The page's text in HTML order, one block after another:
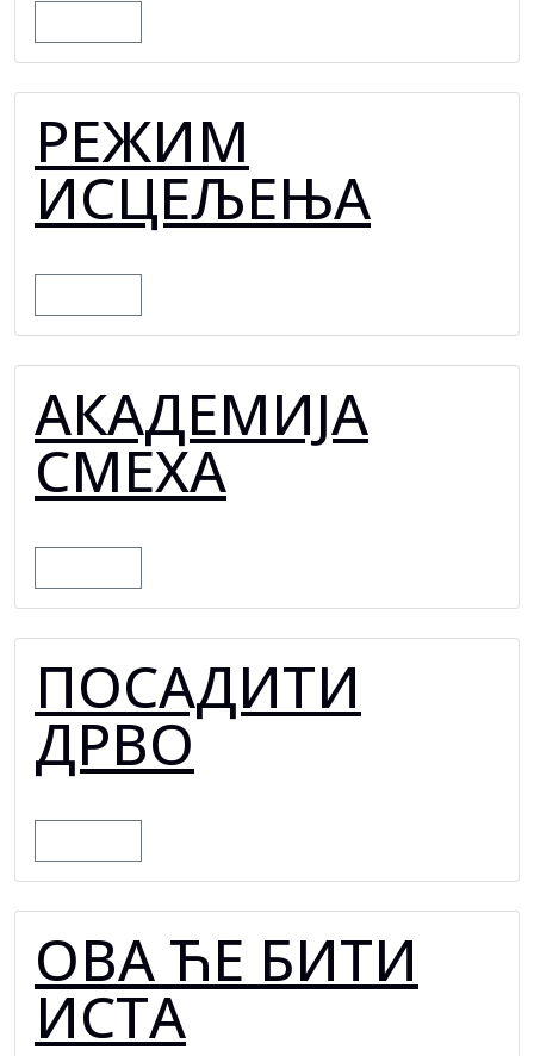
РЕЖИМ
ИСЦЕЉЕЊА
АКАДЕМИЈА
СМЕХА
ПОСАДИТИ
ДРВО
ОВА ЋЕ БИТИ
ИСТА